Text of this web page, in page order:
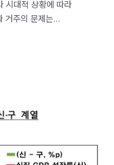
시대적 상황에 따라
거주의 문제는